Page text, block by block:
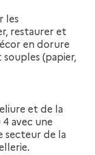
les
restaurer et
en dorure
(papier,
avec une
secteur de la